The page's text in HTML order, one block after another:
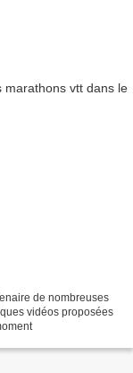
de nombreuses
vidéos proposées